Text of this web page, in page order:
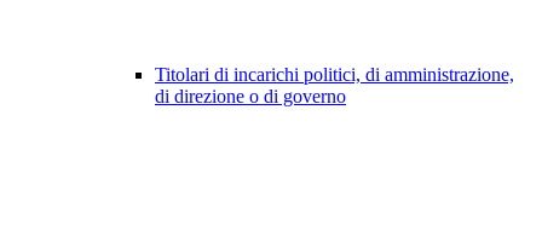
Titolari di incarichi politici, di amministrazione,
di direzione o di governo